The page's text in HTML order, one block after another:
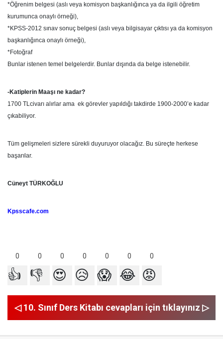
*Öğrenim belgesi (aslı veya komisyon başkanlığınca ya da ilgili öğretim
kurumunca onaylı örneği),
*KPSS-2012 sınav sonuç belgesi (aslı veya bilgisayar çıktısı ya da komisyon
başkanlığınca onaylı örneği),
*Fotoğraf
Bunlar istenen temel belgelerdir. Bunlar dışında da belge istenebilir.
-Katiplerin Maaşı ne kadar?
1700 TLcivarı alırlar ama ek görevler yapıldığı takdirde 1900-2000’e kadar
çıkabiliyor.
Tüm gelişmeleri sizlere sürekli duyuruyor olacağız. Bu süreçte herkese
başarılar.
Cüneyt TÜRKOĞLU
Kpsscafe.com
0 0 0 0 0 0 0
👍 👎 😍 😥 😱 😂 😡
◁ 10. Sınıf Ders Kitabı cevapları için tıklayınız ▷